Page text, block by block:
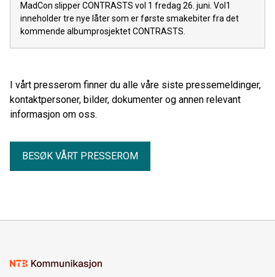
MadCon slipper CONTRASTS vol 1 fredag 26. juni. Vol1
inneholder tre nye låter som er første smakebiter fra det
kommende albumprosjektet CONTRASTS.
I vårt presserom finner du alle våre siste pressemeldinger,
kontaktpersoner, bilder, dokumenter og annen relevant
informasjon om oss.
BESØK VÅRT PRESSEROM